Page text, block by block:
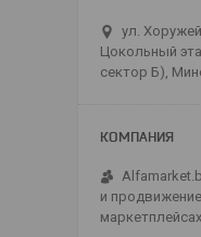
ул.
Цокольный
сектор Б),
и